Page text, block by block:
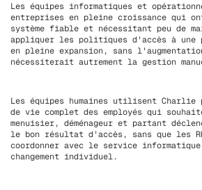
Les équipes informatiques et
entreprises en pleine croissance qui
système fiable et nécessitant peu de
appliquer les politiques d'accès à
en pleine expansion, sans
nécessiterait autrement la gestion
Les équipes humaines utilisent
de vie complet des employés qui
menuisier, déménageur et partant
le bon résultat d'accès, sans que les
coordonner avec le service informatique
changement individuel.